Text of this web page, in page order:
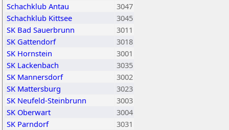
Schachklub Antau
3047
Schachklub Kittsee
3045
SK Bad Sauerbrunn
3011
SK Gattendorf
3018
SK Hornstein
3001
SK Lackenbach
3035
SK Mannersdorf
3002
SK Mattersburg
3023
SK Neufeld-Steinbrunn
3003
SK Oberwart
3004
SK Parndorf
3031